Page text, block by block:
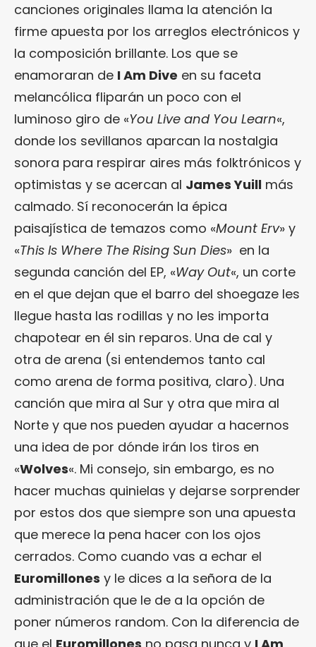
canciones originales llama la atención la
firme apuesta por los arreglos electrónicos y
la composición brillante. Los que se
enamoraran de I Am Dive en su faceta
melancólica fliparán un poco con el
luminoso giro de «You Live and You Learn«,
donde los sevillanos aparcan la nostalgia
sonora para respirar aires más folktrónicos y
optimistas y se acercan al James Yuill más
calmado. Sí reconocerán la épica
paisajística de temazos como «Mount Erv» y
«This Is Where The Rising Sun Dies» en la
segunda canción del EP, «Way Out«, un corte
en el que dejan que el barro del shoegaze les
llegue hasta las rodillas y no les importa
chapotear en él sin reparos. Una de cal y
otra de arena (si entendemos tanto cal
como arena de forma positiva, claro). Una
canción que mira al Sur y otra que mira al
Norte y que nos pueden ayudar a hacernos
una idea de por dónde irán los tiros en
«Wolves«. Mi consejo, sin embargo, es no
hacer muchas quinielas y dejarse sorprender
por estos dos que siempre son una apuesta
que merece la pena hacer con los ojos
cerrados. Como cuando vas a echar el
Euromillones y le dices a la señora de la
administración que le de a la opción de
poner números random. Con la diferencia de